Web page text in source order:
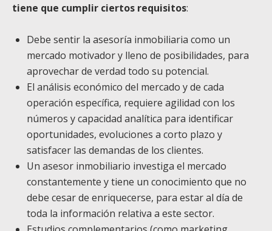
tiene que cumplir ciertos requisitos:
Debe sentir la asesoría inmobiliaria como un
mercado motivador y lleno de posibilidades, para
aprovechar de verdad todo su potencial.
El análisis económico del mercado y de cada
operación específica, requiere agilidad con los
números y capacidad analítica para identificar
oportunidades, evoluciones a corto plazo y
satisfacer las demandas de los clientes.
Un asesor inmobiliario investiga el mercado
constantemente y tiene un conocimiento que no
debe cesar de enriquecerse, para estar al día de
toda la información relativa a este sector.